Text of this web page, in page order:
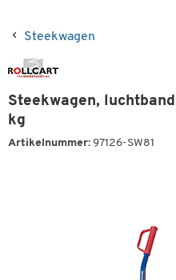
Steekwagen
Steekwagen,
kg
Artikelnummer: 97126-SW81